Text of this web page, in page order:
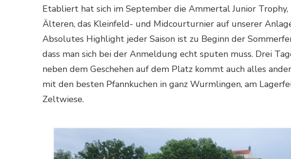
Etabliert hat sich im September die Ammertal Junior
Älteren, das Kleinfeld- und Midcourturnier auf unserer
Absolutes Highlight jeder Saison ist zu Beginn der
dass man sich bei der Anmeldung echt sputen muss. Drei
neben dem Geschehen auf dem Platz kommt auch alles
mit den besten Pfannkuchen in ganz Wurmlingen, am
Zeltwiese.